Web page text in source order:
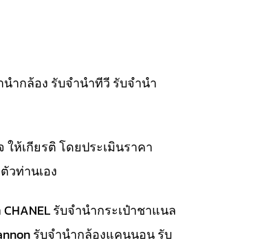
ำกล้อง รับจำนำทีวี รับจำนำ
ห้เกียรติ โดยประเมินราคา
วท่านเอง
รับจำนำกระเป๋าชาแนล
รับจำนำกล้องแคนนอน รับ